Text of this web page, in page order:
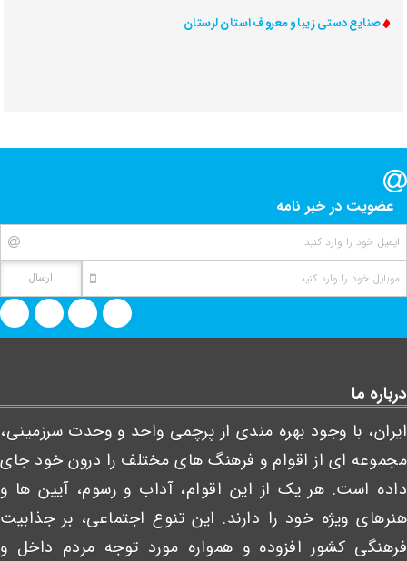
صنایع دستی زیبا و معروف استان لرستان
عضویت در خبر نامه
درباره ما
ایران، با وجود بهره مندی از پرچمی واحد و وحدت سرزمینی،
مجموعه ای از اقوام و فرهنگ های مختلف را درون خود جای
داده است. هر یک از این اقوام، آداب و رسوم، آیین ها و
هنرهای ویژه خود را دارند. این تنوع اجتماعی، بر جذابیت
فرهنگی کشور افزوده و همواره مورد توجه مردم داخل و